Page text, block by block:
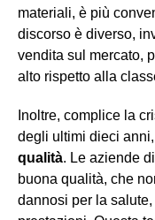
materiali, è più
discorso è diverso,
vendita sul mercato,
alto rispetto alla
Inoltre, complice la
degli ultimi dieci
qualità. Le aziende
buona qualità, che
dannosi per la